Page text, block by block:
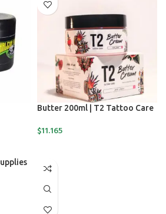
Butter 200ml | T2 Tattoo Care
$11.165